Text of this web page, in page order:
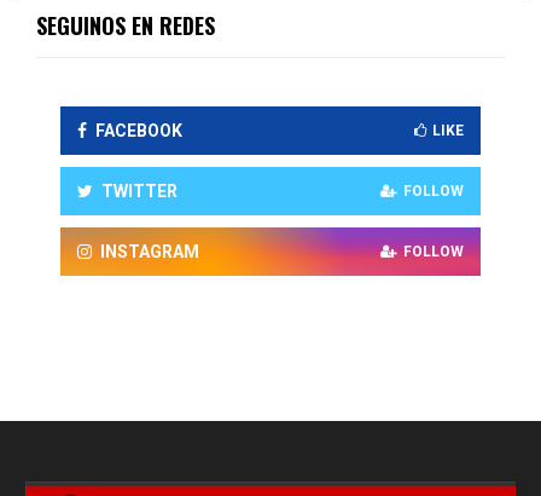
SEGUINOS EN REDES
FACEBOOK LIKE
TWITTER FOLLOW
INSTAGRAM FOLLOW